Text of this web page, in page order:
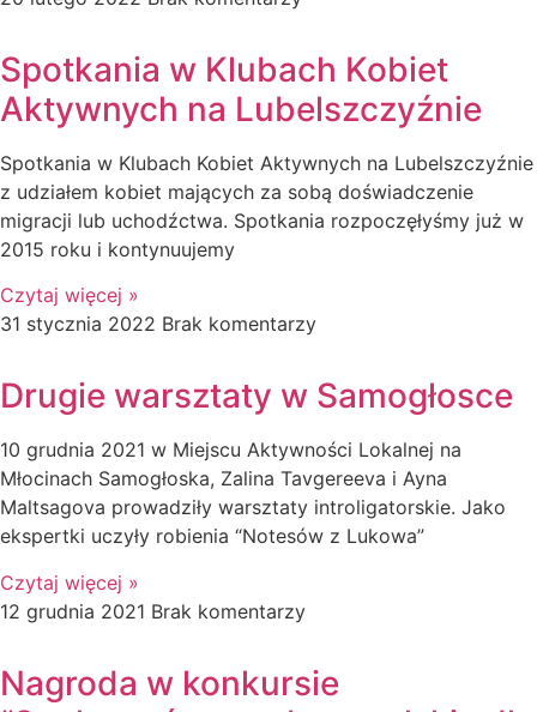
Spotkania w Klubach Kobiet
Aktywnych na Lubelszczyźnie
Spotkania w Klubach Kobiet Aktywnych na Lubelszczyźnie
z udziałem kobiet mających za sobą doświadczenie
migracji lub uchodźctwa. Spotkania rozpoczęłyśmy już w
2015 roku i kontynuujemy
Czytaj więcej »
31 stycznia 2022 Brak komentarzy
Drugie warsztaty w Samogłosce
10 grudnia 2021 w Miejscu Aktywności Lokalnej na
Młocinach Samogłoska, Zalina Tavgereeva i Ayna
Maltsagova prowadziły warsztaty introligatorskie. Jako
ekspertki uczyły robienia “Notesów z Lukowa”
Czytaj więcej »
12 grudnia 2021 Brak komentarzy
Nagroda w konkursie